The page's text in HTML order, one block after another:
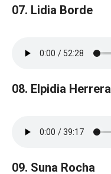
07. Lidia Borde
08. Elpidia Herrera
09. Suna Rocha